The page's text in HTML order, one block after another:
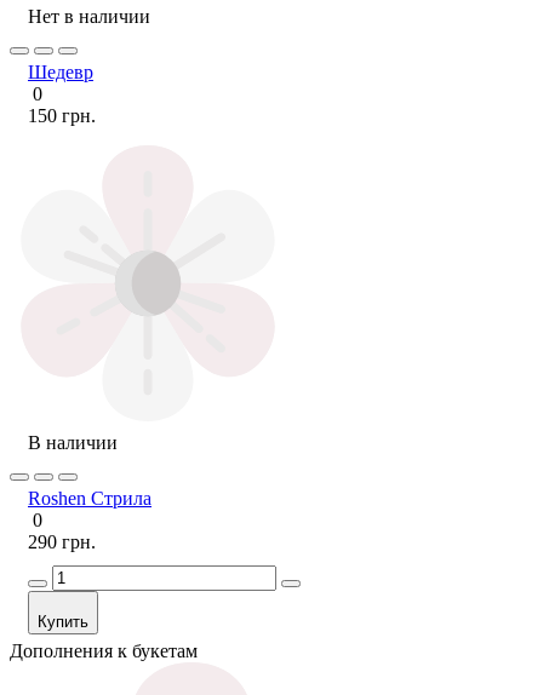
Нет в наличии
Шедевр
0
150 грн.
В наличии
Roshen Стрила
0
290 грн.
Купить
Дополнения к букетам